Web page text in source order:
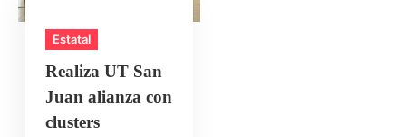
Estatal
Realiza UT San
Juan alianza con
clusters